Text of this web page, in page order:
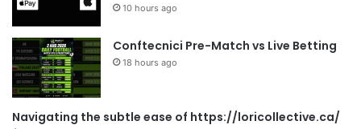
10 hours ago
Conftecnici Pre-Match vs Live Betting
18 hours ago
Navigating the subtle ease of https://loricollective.ca/